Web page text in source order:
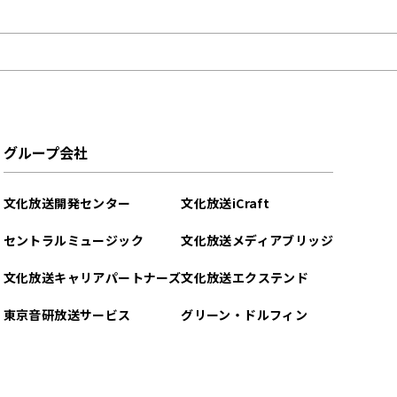
グループ会社
文化放送開発センター
セントラルミュージック
文化放送キャリアパートナーズ
東京音研放送サービス
文化放送iCraft
文化放送メディアブリッジ
文化放送エクステンド
グリーン・ドルフィン